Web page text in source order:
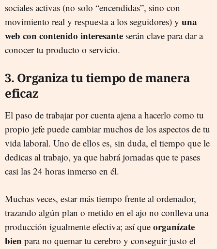
sociales activas (no solo “encendidas”, sino con
movimiento real y respuesta a los seguidores) y una
web con contenido interesante serán clave para dar a
conocer tu producto o servicio.
3. Organiza tu tiempo de manera
eficaz
El paso de trabajar por cuenta ajena a hacerlo como tu
propio jefe puede cambiar muchos de los aspectos de tu
vida laboral. Uno de ellos es, sin duda, el tiempo que le
dedicas al trabajo, ya que habrá jornadas que te pases
casi las 24 horas inmerso en él.
Muchas veces, estar más tiempo frente al ordenador,
trazando algún plan o metido en el ajo no conlleva una
producción igualmente efectiva; así que organízate
bien para no quemar tu cerebro y conseguir justo el